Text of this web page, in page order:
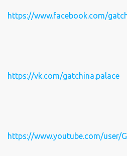
https://www.facebook.com/
https://vk.com/gatchina.palace
https://www.youtube.com/user/